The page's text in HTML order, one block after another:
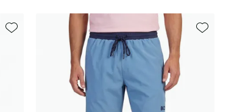
Toevoegen aan favorieten